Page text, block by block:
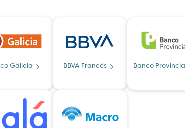
Galicia BBVA Francés Banco Provincia